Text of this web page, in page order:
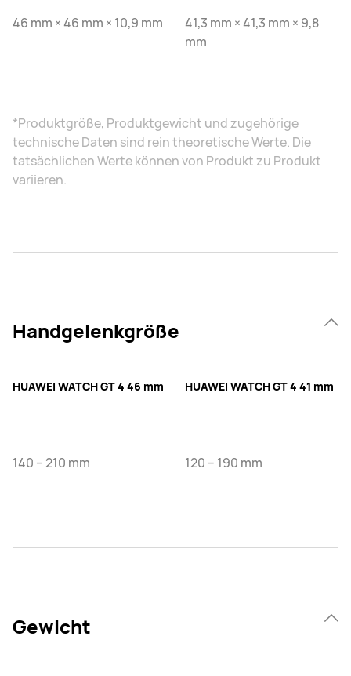
46 mm × 46 mm × 10,9 mm
41,3 mm × 41,3 mm × 9,8
mm
*Produktgröße, Produktgewicht und zugehörige
technische Daten sind rein theoretische Werte. Die
tatsächlichen Werte können von Produkt zu Produkt
variieren.
Handgelenkgröße
HUAWEI WATCH GT 4 46 mm
140 – 210 mm
HUAWEI WATCH GT 4 41 mm
120 – 190 mm
Gewicht